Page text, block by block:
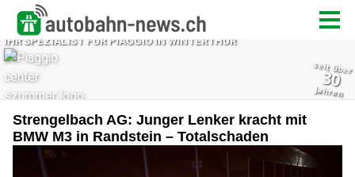
Strengelbach AG: Junger Lenker kracht mit
BMW M3 in Randstein – Totalschaden